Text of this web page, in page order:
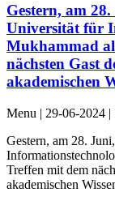
Gestern, am
Universität für
Mukhammad
nächsten Gast
akademischen
Menu | 29-06-2024 |
Gestern, am 28.
Treffen mit dem
akademischen